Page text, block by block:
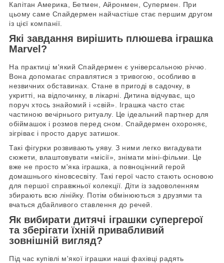
Капітан Америка, Бетмен, Айронмен, Супермен. При
цьому саме Спайдермен найчастіше стає першим другом
із цієї компанії.
Які завдання вирішить плюшева іграшка
Marvel?
На практиці м'який Спайдермен є універсальною річчю.
Вона допомагає справлятися з тривогою, особливо в
незвичних обставинах. Стане в пригоді в садочку, в
укритті, на відпочинку, в лікарні. Дитина відчуває, що
поруч хтось знайомий і «свій». Іграшка часто стає
частиною вечірнього ритуалу. Це ідеальний партнер для
обіймашок і розмов перед сном. Спайдермен охороняє,
зігріває і просто дарує затишок.
Такі фігурки розвивають уяву. З ними легко вигадувати
сюжети, влаштовувати «місії», знімати міні-фільми. Це
вже не просто м'яка іграшка, а повноцінний герой
домашнього кіновсесвіту. Такі герої часто стають основою
для першої справжньої колекції. Діти із задоволенням
збирають всю лінійку. Потім обмінюються з друзями та
вчаться дбайливого ставлення до речей.
Як вибирати дитячі іграшки супергерої
та зберігати їхній привабливий
зовнішній вигляд?
Під час купівлі м'якої іграшки наші фахівці радять